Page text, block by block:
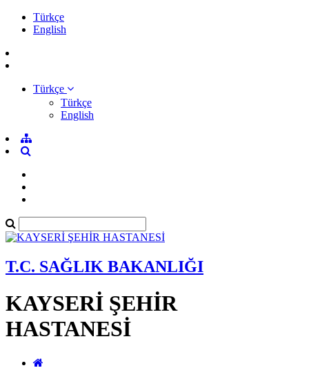
Türkçe
English
Türkçe
Türkçe
English
T.C. SAĞLIK BAKANLIĞI
KAYSERİ ŞEHİR
HASTANESİ